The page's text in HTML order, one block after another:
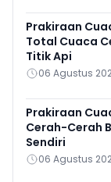
Prakiraan
Total Cuaca
Titik Api
06 Agustus
Prakiraan
Cerah-Cerah
Sendiri
06 Agustus